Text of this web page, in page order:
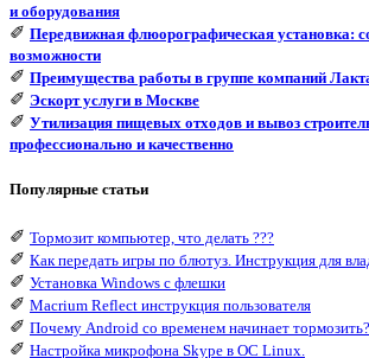
и оборудования
✐ Передвижная флюорографическая установка:
возможности
✐ Преимущества работы в группе компаний
✐ Эскорт услуги в Москве
✐ Утилизация пищевых отходов и вывоз
профессионально и качественно
Популярные статьи
✐ Тормозит компьютер, что делать ???
✐ Как передать игры по блютуз. Инструкция для
✐ Установка Windows с флешки
✐ Macrium Reflect инструкция пользователя
✐ Почему Android со временем начинает тормозить?
✐ Настройка микрофона Skype в ОС Linux.